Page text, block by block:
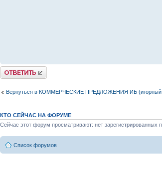
Комментировать
Вернуться в КОММЕРЧЕСКИЕ ПРЕДЛОЖЕНИЯ ИБ (игорный
КТО СЕЙЧАС НА ФОРУМЕ
Сейчас этот форум просматривают: нет зарегистрированных
Список форумов